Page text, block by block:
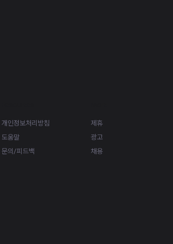
개인정보처리방침
도움말
문의/피드백
제휴
광고
채용